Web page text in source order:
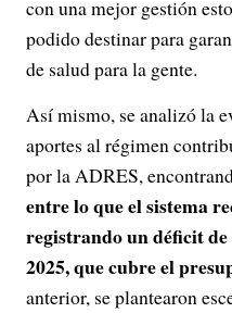
con una mejor gestión
podido destinar para
de salud para la gente.
Así mismo, se analizó la
aportes al régimen
por la ADRES,
entre lo que el sistema
registrando un déficit de
2025, que cubre el
anterior, se plantearon